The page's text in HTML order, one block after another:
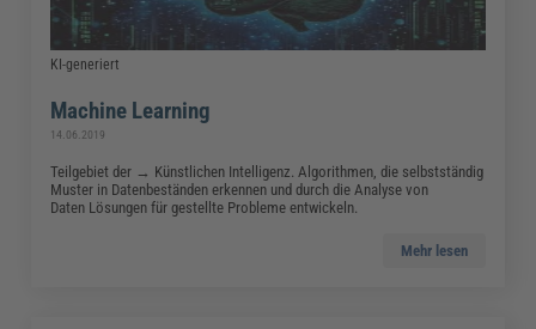
KI-generiert
Machine Learning
14.06.2019
Teilgebiet der → Künstlichen Intelligenz. Algorithmen, die selbstständig
Muster in Datenbeständen erkennen und durch die Analyse von
Daten Lösungen für gestellte Probleme entwickeln.
Mehr lesen